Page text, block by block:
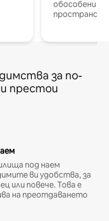
обособени
за по-
престои
под наем
ви удобства, за
или повече. Това е
на преотдаването